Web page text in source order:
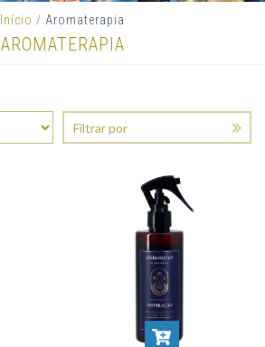
Início / Aromaterapia
AROMATERAPIA
Filtrar por